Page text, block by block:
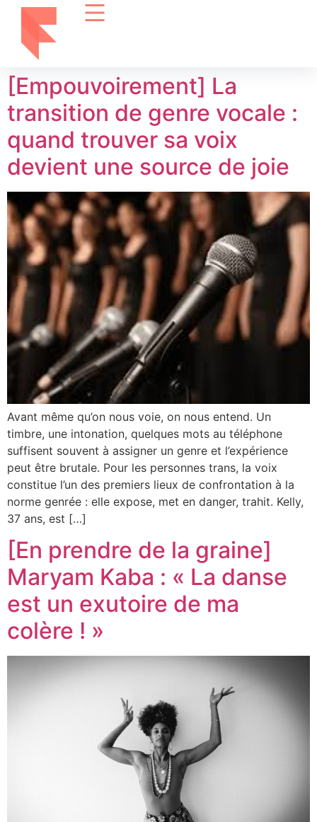
[Empouvoirement] La
transition de genre vocale :
quand trouver sa voix
devient une source de joie
Avant même qu’on nous voie, on nous entend. Un
timbre, une intonation, quelques mots au téléphone
suffisent souvent à assigner un genre et l’expérience
peut être brutale. Pour les personnes trans, la voix
constitue l’un des premiers lieux de confrontation à la
norme genrée : elle expose, met en danger, trahit. Kelly,
37 ans, est […]
[En prendre de la graine]
Maryam Kaba : « La danse
est un exutoire de ma
colère ! »